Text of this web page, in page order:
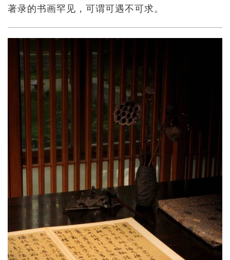
著录的书画罕见，可谓可遇不可求。